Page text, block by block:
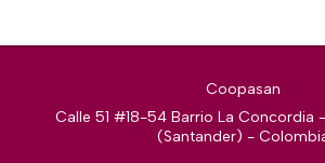
Coopasan
Calle 51 #18-54 Barrio La Concordia
(Santander) -